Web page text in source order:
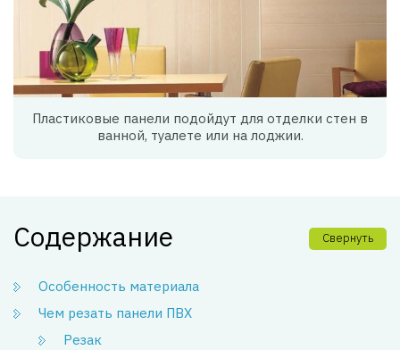
Пластиковые панели подойдут для отделки стен в
ванной, туалете или на лоджии.
Содержание Свернуть
Особенность материала
Чем резать панели ПВХ
Резак